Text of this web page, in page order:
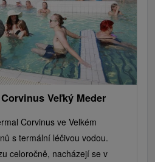
veže a chodníky
strediská
Golfové ihriská
a kiná v prírode
Vínne cesty
Veľký Meder
Corvinus ve Velkém
s termální léčivou vodou.
celoročně, nacházejí se v